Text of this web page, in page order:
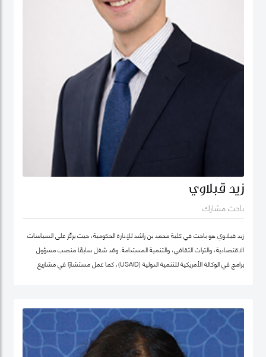
زيد قبلاوي
باحث مشارك
زيد قبلاوي هو باحث في كلية محمد بن راشد للإدارة الحكومية، حيث يركّز على السياسات
الاقتصادية، والتراث الثقافي، والتنمية المستدامة. وقد شغل سابقًا منصب مسؤول
برامج في الوكالة الأمريكية للتنمية الدولية (USAID)، كما عمل مستشارًا في مشاريع